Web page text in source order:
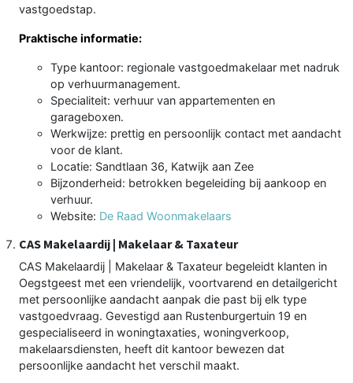
vastgoedstap.
Praktische informatie:
Type kantoor: regionale vastgoedmakelaar met nadruk
op verhuurmanagement.
Specialiteit: verhuur van appartementen en
garageboxen.
Werkwijze: prettig en persoonlijk contact met aandacht
voor de klant.
Locatie: Sandtlaan 36, Katwijk aan Zee
Bijzonderheid: betrokken begeleiding bij aankoop en
verhuur.
Website: De Raad Woonmakelaars
CAS Makelaardij | Makelaar & Taxateur
CAS Makelaardij | Makelaar & Taxateur begeleidt klanten in
Oegstgeest met een vriendelijk, voortvarend en detailgericht
met persoonlijke aandacht aanpak die past bij elk type
vastgoedvraag. Gevestigd aan Rustenburgertuin 19 en
gespecialiseerd in woningtaxaties, woningverkoop,
makelaarsdiensten, heeft dit kantoor bewezen dat
persoonlijke aandacht het verschil maakt.